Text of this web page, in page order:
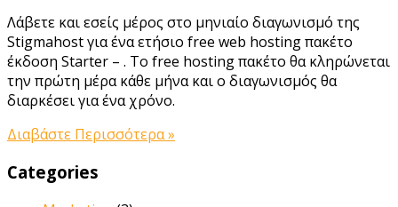
Λάβετε και εσείς μέρος στο μηνιαίο διαγωνισμό της
Stigmahost για ένα ετήσιο free web hosting πακέτο
έκδοση Starter – . Το free hosting πακέτο θα κληρώνεται
την πρώτη μέρα κάθε μήνα και ο διαγωνισμός θα
διαρκέσει για ένα χρόνο.
Διαβάστε Περισσότερα »
Categories